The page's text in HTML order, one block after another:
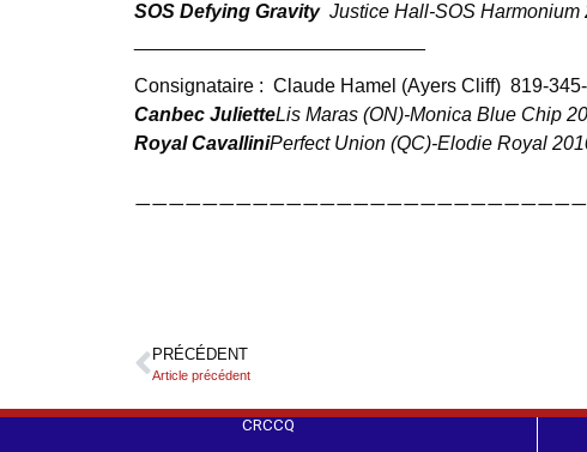
SOS Defying Gravity Justice Hall-SOS Harmonium
Consignataire : Claude Hamel (Ayers Cliff) 819-
Canbec JulietteLis Maras (ON)-Monica Blue Chip
Royal CavalliniPerfect Union (QC)-Elodie Royal
PRÉCÉDENT
Article précédent
CRCCQ